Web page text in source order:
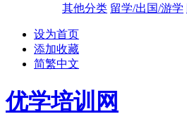
其他分类 留学/出国/游学
设为首页
添加收藏
简繁中文
优学培训网